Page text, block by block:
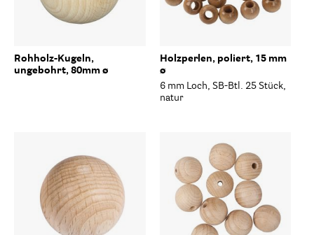
Rohholz-Kugeln,
ungebohrt, 80mm ø
Holzperlen, poliert, 15 mm
ø
6 mm Loch, SB-Btl. 25 Stück,
natur